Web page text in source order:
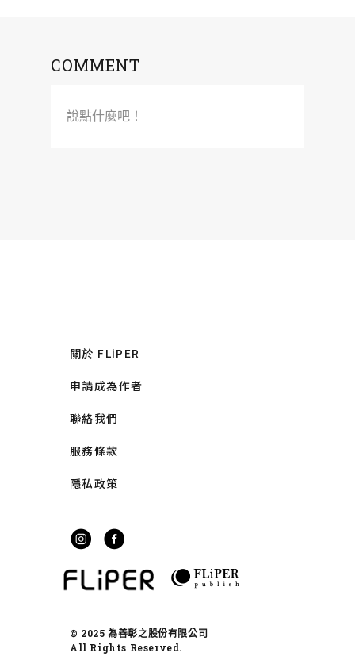
COMMENT
說點什麼吧！
關於 FLiPER
申請成為作者
聯絡我們
服務條款
隱私政策
© 2025 為善彰之股份有限公司
All Rights Reserved.